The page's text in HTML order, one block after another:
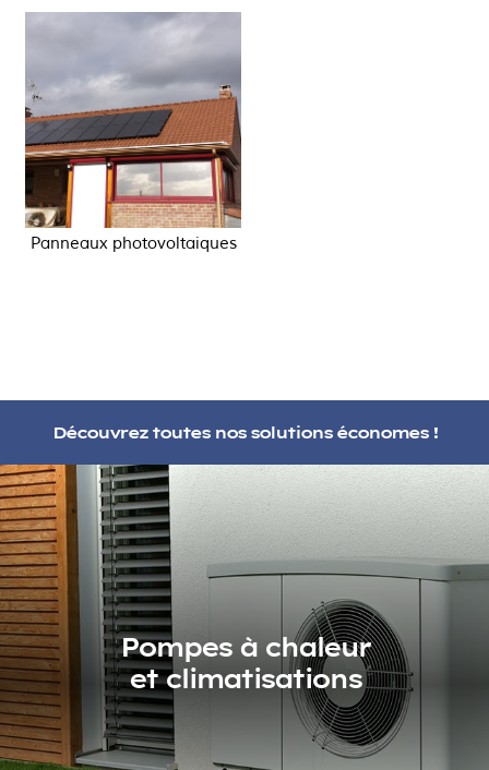
Panneaux photovoltaiques
Découvrez toutes nos solutions économes !
Pompes à chaleur
et climatisations